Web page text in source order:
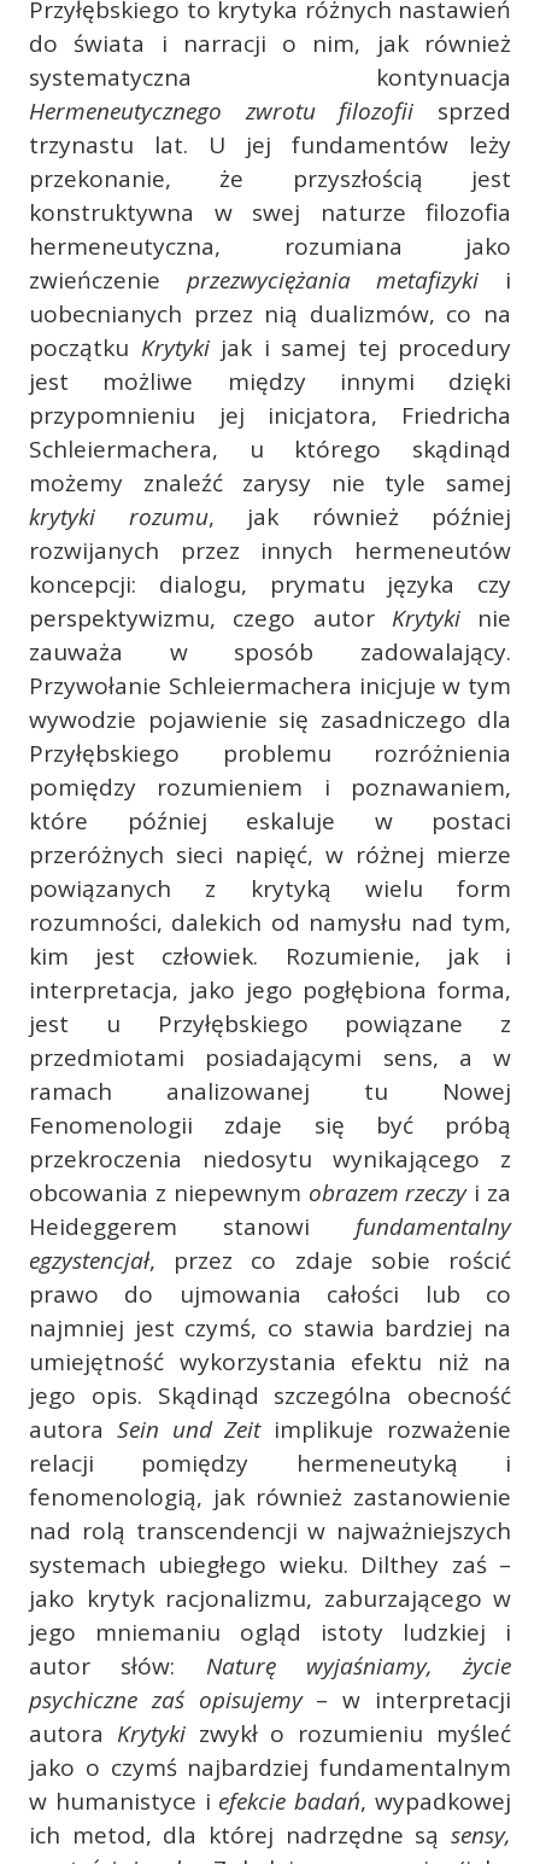
Przyłębskiego to krytyka różnych nastawień
do świata i narracji o nim, jak również
systematyczna kontynuacja
Hermeneutycznego zwrotu filozofii sprzed
trzynastu lat. U jej fundamentów leży
przekonanie, że przyszłością jest
konstruktywna w swej naturze filozofia
hermeneutyczna, rozumiana jako
zwieńczenie przezwyciężania metafizyki i
uobecnianych przez nią dualizmów, co na
początku Krytyki jak i samej tej procedury
jest możliwe między innymi dzięki
przypomnieniu jej inicjatora, Friedricha
Schleiermachera, u którego skądinąd
możemy znaleźć zarysy nie tyle samej
krytyki rozumu, jak również później
rozwijanych przez innych hermeneutów
koncepcji: dialogu, prymatu języka czy
perspektywizmu, czego autor Krytyki nie
zauważa w sposób zadowalający.
Przywołanie Schleiermachera inicjuje w tym
wywodzie pojawienie się zasadniczego dla
Przyłębskiego problemu rozróżnienia
pomiędzy rozumieniem i poznawaniem,
które później eskaluje w postaci
przeróżnych sieci napięć, w różnej mierze
powiązanych z krytyką wielu form
rozumności, dalekich od namysłu nad tym,
kim jest człowiek. Rozumienie, jak i
interpretacja, jako jego pogłębiona forma,
jest u Przyłębskiego powiązane z
przedmiotami posiadającymi sens, a w
ramach analizowanej tu Nowej
Fenomenologii zdaje się być próbą
przekroczenia niedosytu wynikającego z
obcowania z niepewnym obrazem rzeczyi za
Heideggerem stanowi fundamentalny
egzystencjał, przez co zdaje sobie rościć
prawo do ujmowania całości lub co
najmniej jest czymś, co stawia bardziej na
umiejętność wykorzystania efektu niż na
jego opis. Skądinąd szczególna obecność
autora Sein und Zeit implikuje rozważenie
relacji pomiędzy hermeneutyką i
fenomenologią, jak również zastanowienie
nad rolą transcendencji w najważniejszych
systemach ubiegłego wieku. Dilthey zaś –
jako krytyk racjonalizmu, zaburzającego w
jego mniemaniu ogląd istoty ludzkiej i
autor słów: Naturę wyjaśniamy, życie
psychiczne zaś opisujemy– w interpretacji
autora Krytyki zwykł o rozumieniu myśleć
jako o czymś najbardziej fundamentalnym
w humanistyce i efekcie badań, wypadkowej
ich metod, dla której nadrzędne są sensy,